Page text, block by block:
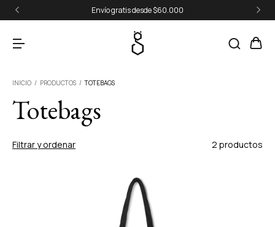
Envío gratis desde $60.000
INICIO / PRODUCTOS / TOTEBAGS
Totebags
Filtrar y ordenar 2 productos